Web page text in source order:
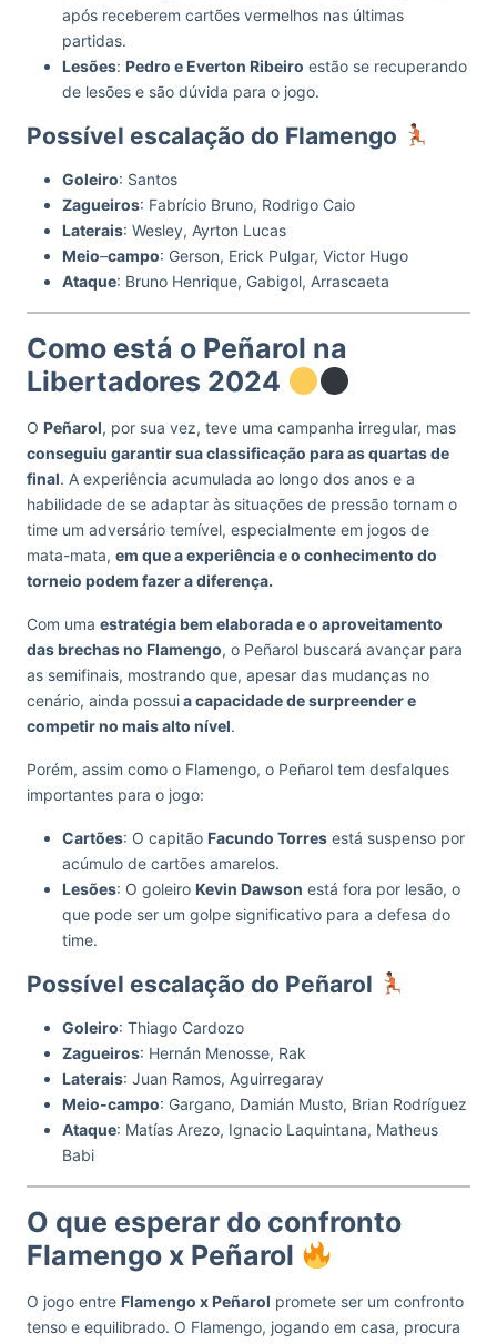
após receberem cartões vermelhos nas últimas
partidas.
Lesões: Pedro e Everton Ribeiro estão se recuperando
de lesões e são dúvida para o jogo.
Possível escalação do Flamengo
Goleiro: Santos
Zagueiros: Fabrício Bruno, Rodrigo Caio
Laterais: Wesley, Ayrton Lucas
Meio–campo: Gerson, Erick Pulgar, Victor Hugo
Ataque: Bruno Henrique, Gabigol, Arrascaeta
Como está o Peñarol na
Libertadores 2024
O Peñarol, por sua vez, teve uma campanha irregular, mas
conseguiu garantir sua classificação para as quartas de
final. A experiência acumulada ao longo dos anos e a
habilidade de se adaptar às situações de pressão tornam o
time um adversário temível, especialmente em jogos de
mata-mata, em que a experiência e o conhecimento do
torneio podem fazer a diferença.
Com uma estratégia bem elaborada e o aproveitamento
das brechas no Flamengo, o Peñarol buscará avançar para
as semifinais, mostrando que, apesar das mudanças no
cenário, ainda possuia capacidade de surpreender e
competir no mais alto nível.
Porém, assim como o Flamengo, o Peñarol tem desfalques
importantes para o jogo:
Cartões: O capitão Facundo Torres está suspenso por
acúmulo de cartões amarelos.
Lesões: O goleiro Kevin Dawson está fora por lesão, o
que pode ser um golpe significativo para a defesa do
time.
Possível escalação do Peñarol
Goleiro: Thiago Cardozo
Zagueiros: Hernán Menosse, Rak
Laterais: Juan Ramos, Aguirregaray
Meio-campo: Gargano, Damián Musto, Brian Rodríguez
Ataque: Matías Arezo, Ignacio Laquintana, Matheus
Babi
O que esperar do confronto
Flamengo x Peñarol
O jogo entre Flamengo x Peñarol promete ser um confronto
tenso e equilibrado. O Flamengo, jogando em casa, procura